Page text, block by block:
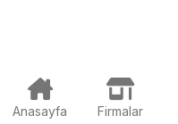
Anasayfa Firmalar